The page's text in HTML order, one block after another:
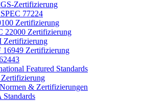
Zertifizierung
77224
Zertifizierung
22000 Zertifizierung
Zertifizierung
16949 Zertifizierung
Featured Standards
& Zertifizierungen